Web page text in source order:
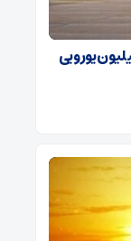
به ایران؛ زیان حدود ۲۰۰ میلیون یورویی